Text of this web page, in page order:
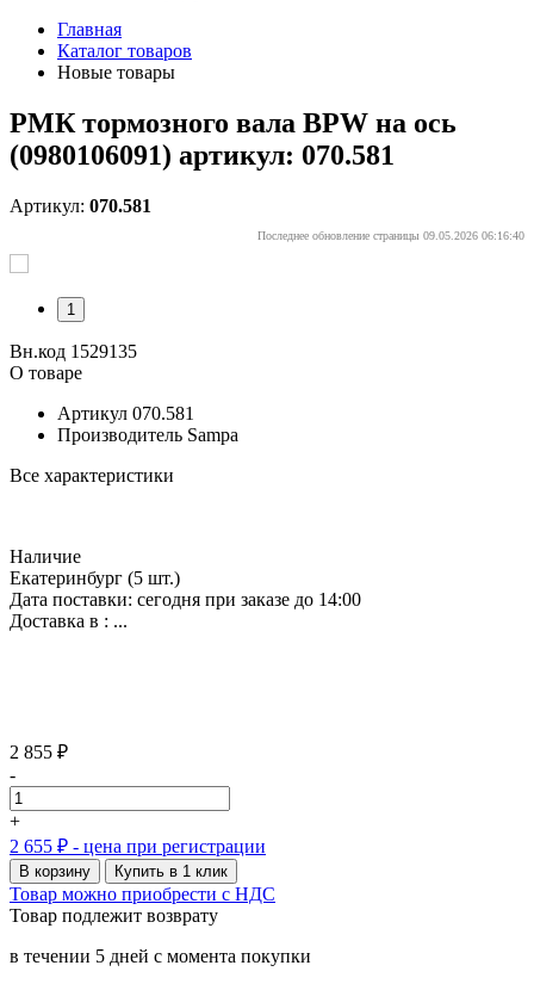
Главная
Каталог товаров
Новые товары
РМК тормозного вала BPW на ось
(0980106091) артикул: 070.581
Артикул: 070.581
Последнее обновление страницы 09.05.2026 06:16:40
1
Вн.код 1529135
О товаре
Артикул 070.581
Производитель Sampa
Все характеристики
Наличие
Екатеринбург (5 шт.)
Дата поставки: сегодня при заказе до 14:00
Доставка в : ...
2 855 ₽
-
+
2 655 ₽ - цена при регистрации
В корзину Купить в 1 клик
Товар можно приобрести с НДС
Товар подлежит возврату
в течении 5 дней с момента покупки